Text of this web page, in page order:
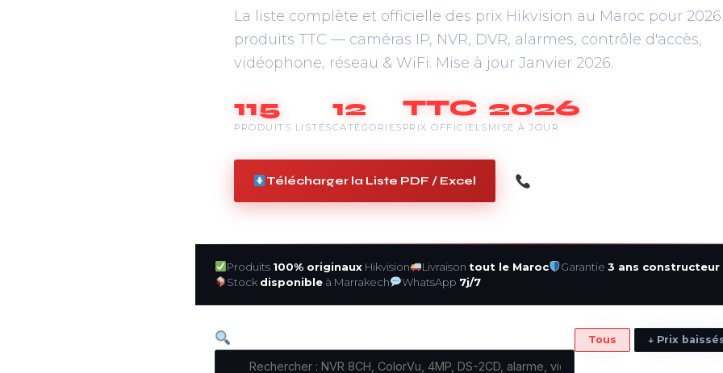
La liste complète et officielle des prix Hikvision au Maroc pour 2026.
produits TTC — caméras IP, NVR, DVR, alarmes, contrôle d'accès,
vidéophone, réseau & WiFi. Mise à jour Janvier 2026.
115
PRODUITS LISTÉS
12
CATÉGORIES
TTC
PRIX OFFICIELS
2026
MISE À JOUR
Télécharger la Liste PDF / Excel
Produits 100% originauxHikvision Livraison tout le Maroc Garantie 3 ans constructeur
Stock disponibleà Marrakech WhatsApp 7j/7
Tous ↓ Prix